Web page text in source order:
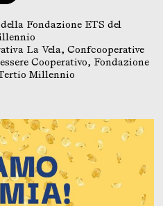
Fondazione ETS del
La Vela, Confcooperative
Cooperativo, Fondazione
Millennio